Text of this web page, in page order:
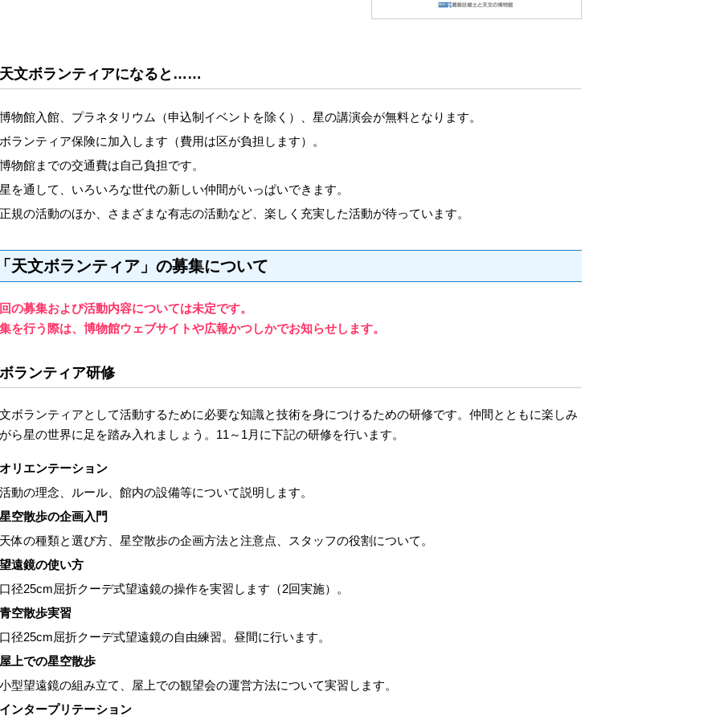
天文ボランティアになると……
博物館入館、プラネタリウム（申込制イベントを除く）、星の講演会が無料となります。
ボランティア保険に加入します（費用は区が負担します）。
博物館までの交通費は自己負担です。
星を通して、いろいろな世代の新しい仲間がいっぱいできます。
正規の活動のほか、さまざまな有志の活動など、楽しく充実した活動が待っています。
天文ボランティア」の募集について
の募集および活動内容については未定です。
を行う際は、博物館ウェブサイトや広報かつしかでお知らせします。
ボランティア研修
ボランティアとして活動するために必要な知識と技術を身につけるための研修です。仲間とともに楽しみ
ら星の世界に足を踏み入れましょう。11～1月に下記の研修を行います。
オリエンテーション
活動の理念、ルール、館内の設備等について説明します。
星空散歩の企画入門
天体の種類と選び方、星空散歩の企画方法と注意点、スタッフの役割について。
望遠鏡の使い方
口径25cm屈折クーデ式望遠鏡の操作を実習します（2回実施）。
青空散歩実習
口径25cm屈折クーデ式望遠鏡の自由練習。昼間に行います。
屋上での星空散歩
小型望遠鏡の組み立て、屋上での観望会の運営方法について実習します。
インタープリテーション